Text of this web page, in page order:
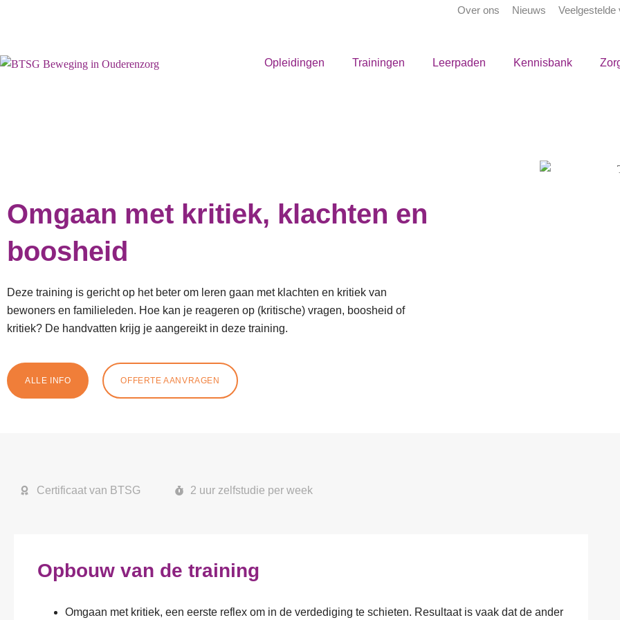
Over ons Nieuws Veelgestelde
Opleidingen Trainingen Leerpaden Kennisbank
Omgaan met kritiek, klachten en
boosheid
Deze training is gericht op het beter om leren gaan met klachten en kritiek van
bewoners en familieleden. Hoe kan je reageren op (kritische) vragen, boosheid of
kritiek? De handvatten krijg je aangereikt in deze training.
ALLE INFO OFFERTE AANVRAGEN
Certificaat van BTSG 2 uur zelfstudie per week
Opbouw van de training
Omgaan met kritiek, een eerste reflex om in de verdediging te schieten. Resultaat is vaak dat de ander